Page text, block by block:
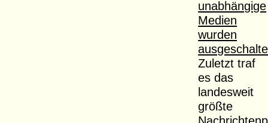
unabhängige
Medien
wurden
Zuletzt traf
es das
landesweit
größte